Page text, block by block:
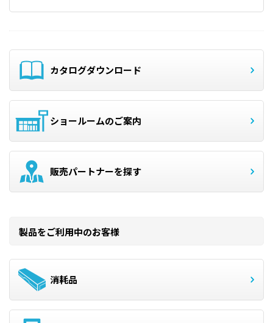
カタログダウンロード
ショールームのご案内
販売パートナーを探す
製品をご利用中のお客様
消耗品